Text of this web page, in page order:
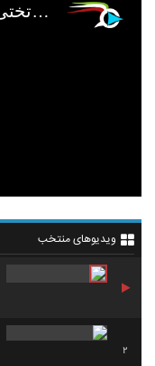
بورس پارچه های روتختی در کرج در نزدیکی شماست
ویدیوهای منتخب
2